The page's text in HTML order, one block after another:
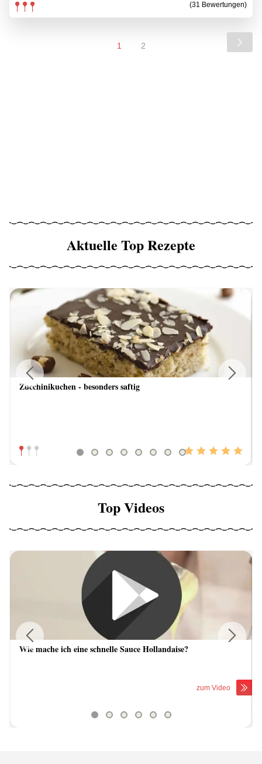
(31 Bewertungen)
1 2
Aktuelle Top Rezepte
Zucchinikuchen - besonders saftig
Previous
Top Videos
Wie mache ich eine schnelle Sauce Hollandaise?
zum Video
Previous